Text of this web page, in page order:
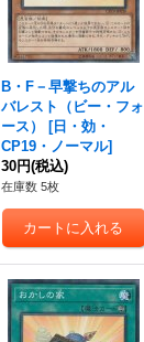
B・F－早撃ちのアル
バレスト（ビー・フォ
ース）
[日・効・
CP19・ノーマル]
30円(税込)
在庫数 5枚